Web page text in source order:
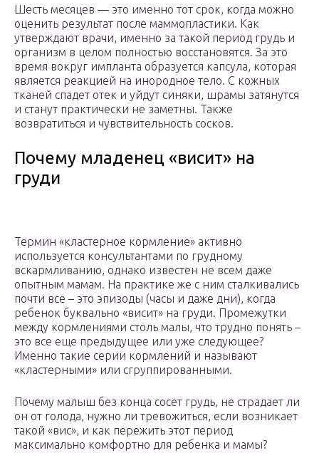
Шесть месяцев — это именно тот срок, когда можно
оценить результат после маммопластики. Как
утверждают врачи, именно за такой период грудь и
организм в целом полностью восстановятся. За это
время вокруг импланта образуется капсула, которая
является реакцией на инородное тело. С кожных
тканей спадет отек и уйдут синяки, шрамы затянутся
и станут практически не заметны. Также
возвратиться и чувствительность сосков.
Почему младенец «висит» на
груди
Термин «кластерное кормление» активно
используется консультантами по грудному
вскармливанию, однако известен не всем даже
опытным мамам. На практике же с ним сталкивались
почти все – это эпизоды (часы и даже дни), когда
ребенок буквально «висит» на груди. Промежутки
между кормлениями столь малы, что трудно понять –
это все еще предыдущее или уже следующее?
Именно такие серии кормлений и называют
«кластерными» или сгруппированными.
Почему малыш без конца сосет грудь, не страдает ли
он от голода, нужно ли тревожиться, если возникает
такой «вис», и как пережить этот период
максимально комфортно для ребенка и мамы?